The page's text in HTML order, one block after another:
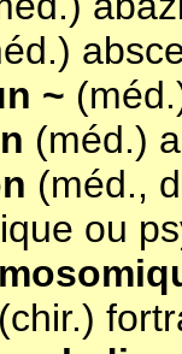
~
(méd.)
(méd.,
ou
(chir.)